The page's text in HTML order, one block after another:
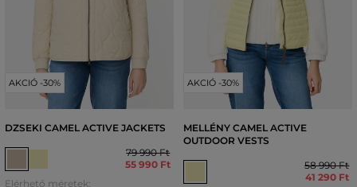
AKCIÓ -30%
DZSEKI CAMEL ACTIVE JACKETS
79 990 Ft
55 990 Ft
Elérhető méretek:
AKCIÓ -30%
MELLÉNY CAMEL ACTIVE
OUTDOOR VESTS
58 990 Ft
41 290 Ft